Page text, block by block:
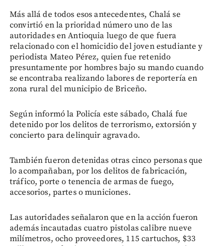
Más allá de todos esos antecedentes, Chalá se
convirtió en la prioridad número uno de las
autoridades en Antioquia luego de que fuera
relacionado con el homicidio del joven estudiante y
periodista Mateo Pérez, quien fue retenido
presuntamente por hombres bajo su mando cuando
se encontraba realizando labores de reportería en
zona rural del municipio de Briceño.
Según informó la Policía este sábado, Chalá fue
detenido por los delitos de terrorismo, extorsión y
concierto para delinquir agravado.
También fueron detenidas otras cinco personas que
lo acompañaban, por los delitos de fabricación,
tráfico, porte o tenencia de armas de fuego,
accesorios, partes o municiones.
Las autoridades señalaron que en la acción fueron
además incautadas cuatro pistolas calibre nueve
milímetros, ocho proveedores, 115 cartuchos, $33